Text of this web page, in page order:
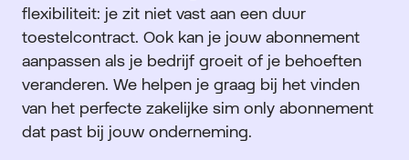
flexibiliteit: je zit niet vast aan een duur
toestelcontract. Ook kan je jouw abonnement
aanpassen als je bedrijf groeit of je behoeften
veranderen. We helpen je graag bij het vinden
van het perfecte zakelijke sim only abonnement
dat past bij jouw onderneming.